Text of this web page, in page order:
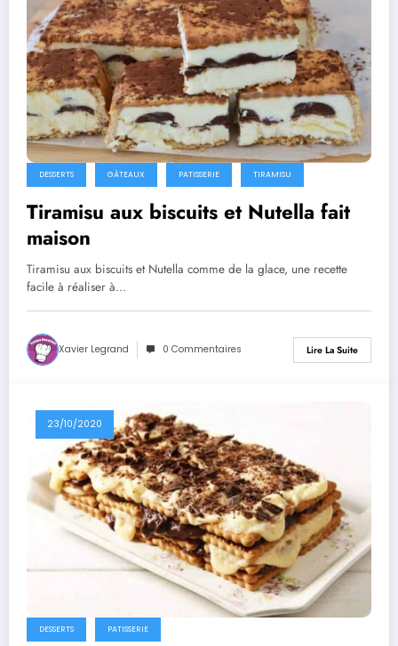
DESSERTS GÂTEAUX PATISSERIE TIRAMISU
Tiramisu aux biscuits et Nutella fait
maison
Tiramisu aux biscuits et Nutella comme de la glace, une recette
facile à réaliser à…
Xavier Legrand 0 Commentaires Lire La Suite
23/10/2020
DESSERTS PATISSERIE